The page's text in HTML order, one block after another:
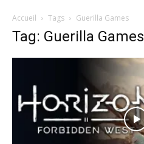
Accueil Tags Guerilla Games
Tag: Guerilla Games